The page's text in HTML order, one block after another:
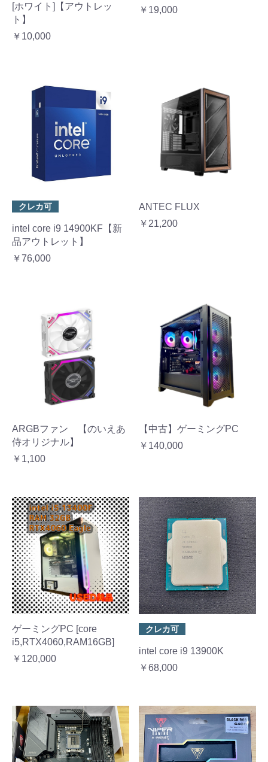
[ホワイト]【アウトレッ
ト】
￥10,000
￥19,000
クレカ可
intel core i9 14900KF【新
品アウトレット】
￥76,000
ANTEC FLUX
￥21,200
ARGBファン 【のいえあ
侍オリジナル】
￥1,100
【中古】ゲーミングPC
￥140,000
ゲーミングPC [core
i5,RTX4060,RAM16GB]
￥120,000
クレカ可
intel core i9 13900K
￥68,000